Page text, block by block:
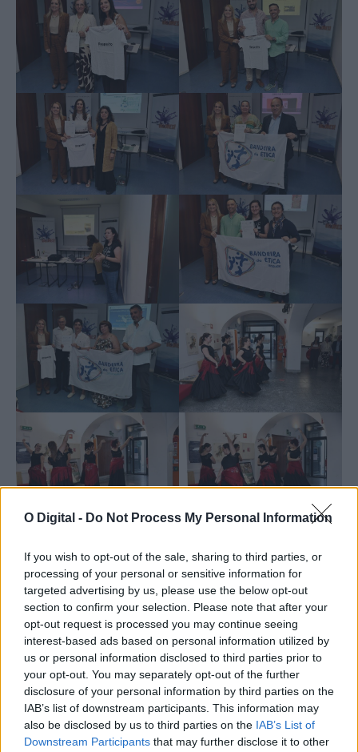
O Digital - Do Not Process My Personal Information
If you wish to opt-out of the sale, sharing to third parties, or
processing of your personal or sensitive information for
targeted advertising by us, please use the below opt-out
section to confirm your selection. Please note that after your
opt-out request is processed you may continue seeing
interest-based ads based on personal information utilized by
us or personal information disclosed to third parties prior to
your opt-out. You may separately opt-out of the further
disclosure of your personal information by third parties on the
IAB’s list of downstream participants. This information may
also be disclosed by us to third parties on the IAB’s List of
Downstream Participants that may further disclose it to other